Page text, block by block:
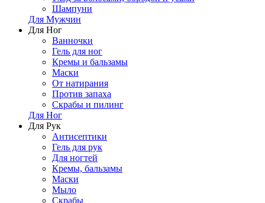
Шампуни
Для Мужчин
Для Ног
Ванночки
Гель для ног
Кремы и бальзамы
Маски
От натирания
Против запаха
Скрабы и пилинг
Для Ног
Для Рук
Антисептики
Гель для рук
Для ногтей
Кремы, бальзамы
Маски
Мыло
Скрабы